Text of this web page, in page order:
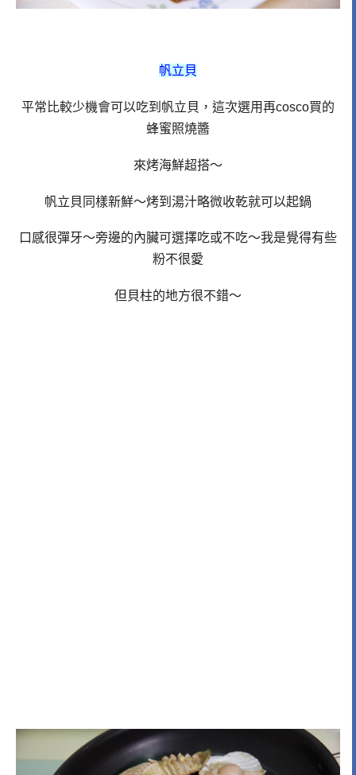
帆立貝
平常比較少機會可以吃到帆立貝，這次選用再cosco買的
蜂蜜照燒醬
來烤海鮮超搭～
帆立貝同樣新鮮～烤到湯汁略微收乾就可以起鍋
口感很彈牙～旁邊的內臟可選擇吃或不吃～我是覺得有些
粉不很愛
但貝柱的地方很不錯～